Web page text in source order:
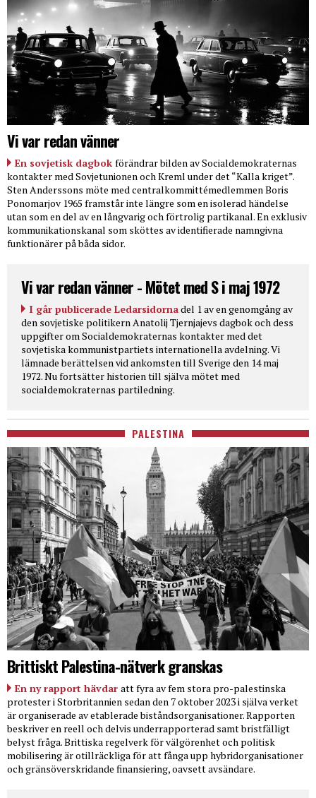
Vi var redan vänner
En sovjetisk dagbok förändrar bilden av Socialdemokraternas
kontakter med Sovjetunionen och Kreml under det “Kalla kriget”.
Sten Anderssons möte med centralkommittémedlemmen Boris
Ponomarjov 1965 framstår inte längre som en isolerad händelse
utan som en del av en långvarig och förtrolig partikanal. En exklusiv
kommunikationskanal som sköttes av identifierade namngivna
funktionärer på båda sidor.
Vi var redan vänner - Mötet med S i maj 1972
I går publicerade Ledarsidornadel 1 av en genomgång av
den sovjetiske politikern Anatolij Tjernjajevs dagbok och dess
uppgifter om Socialdemokraternas kontakter med det
sovjetiska kommunistpartiets internationella avdelning. Vi
lämnade berättelsen vid ankomsten till Sverige den 14 maj
1972. Nu fortsätter historien till själva mötet med
socialdemokraternas partiledning.
PALESTINA
Brittiskt Palestina-nätverk granskas
En ny rapport hävdar att fyra av fem stora pro-palestinska
protester i Storbritannien sedan den 7 oktober 2023 i själva verket
är organiserade av etablerade biståndsorganisationer. Rapporten
beskriver en reell och delvis underrapporterad samt bristfälligt
belyst fråga. Brittiska regelverk för välgörenhet och politisk
mobilisering är otillräckliga för att fånga upp hybridorganisationer
och gränsöverskridande finansiering, oavsett avsändare.